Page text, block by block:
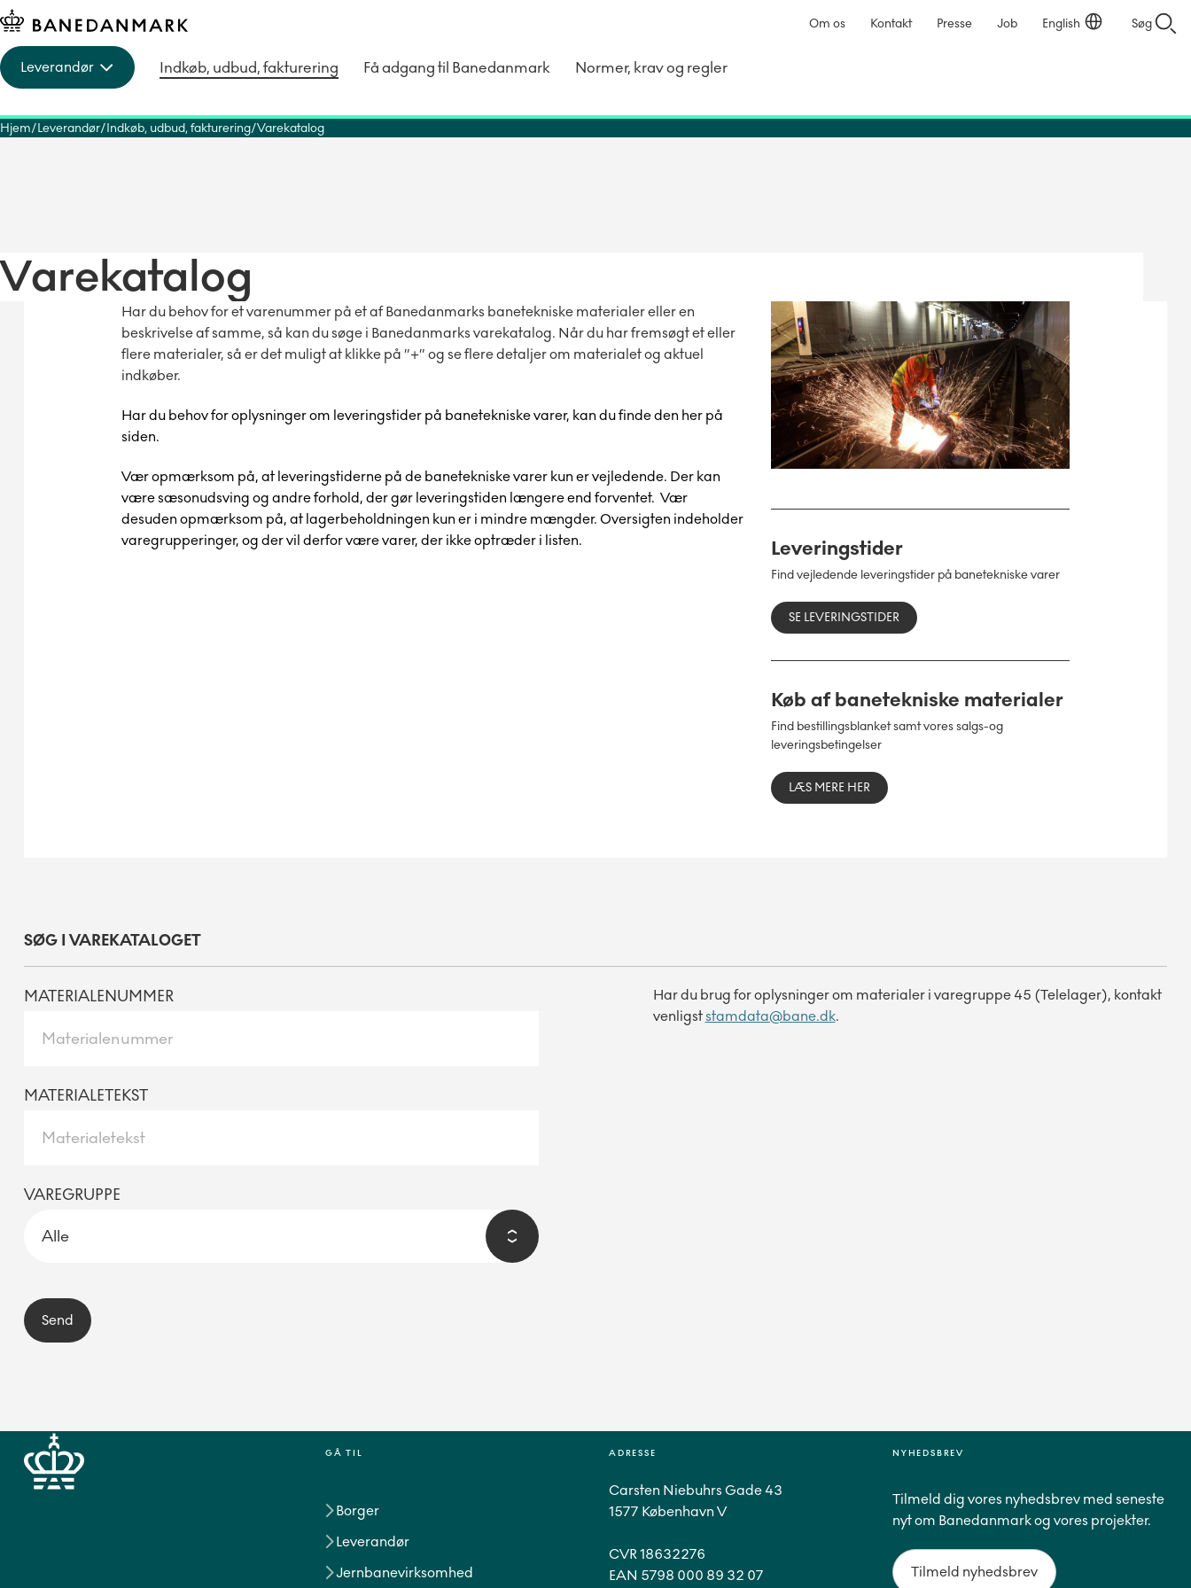
Leverandør Indkøb, udbud, fakturering Få adgang til Banedanmark Normer, krav og regler
Om os Kontakt Presse Job English Søg
Hjem Leverandør Indkøb, udbud, fakturering Varekatalog
Varekatalog
Har du behov for et varenummer på et af Banedanmarks banetekniske materialer eller en
beskrivelse af samme, så kan du søge i Banedanmarks varekatalog. Når du har fremsøgt et eller
flere materialer, så er det muligt at klikke på ”+” og se flere detaljer om materialet og aktuel
indkøber.
Har du behov for oplysninger om leveringstider på banetekniske varer, kan du finde den her på
siden.
Vær opmærksom på, at leveringstiderne på de banetekniske varer kun er vejledende. Der kan
være sæsonudsving og andre forhold, der gør leveringstiden længere end forventet. Vær
desuden opmærksom på, at lagerbeholdningen kun er i mindre mængder. Oversigten indeholder
varegrupperinger, og der vil derfor være varer, der ikke optræder i listen.
Leveringstider
Find vejledende leveringstider på banetekniske varer
SE LEVERINGSTIDER
Køb af banetekniske materialer
Find bestillingsblanket samt vores salgs-og
leveringsbetingelser
LÆS MERE HER
SØG I VAREKATALOGET
Har du brug for oplysninger om materialer i varegruppe 45 (Telelager), kontakt
venligst stamdata@bane.dk.
MATERIALENUMMER
MATERIALETEKST
VAREGRUPPE
Send
GÅ TIL
Borger
Leverandør
Jernbanevirksomhed
ADRESSE
Carsten Niebuhrs Gade 43
1577 København V
CVR 18632276
EAN 5798 000 89 32 07
NYHEDSBREV
Tilmeld dig vores nyhedsbrev med seneste
nyt om Banedanmark og vores projekter.
Tilmeld nyhedsbrev